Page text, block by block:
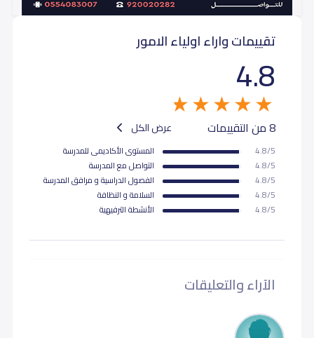
تقييمات واراء اولياء الامور
4.8
8 من التقييمات عرض الكل
4.8/5
المستوى اﻷكاديمى للمدرسة
4.8/5
التواصل مع المدرسة
4.8/5
الفصول الدراسية و مرافق المدرسة
4.8/5
السلامة و النظافة
4.8/5
اﻷنشطة الترفيهية
الآراء والتعليقات